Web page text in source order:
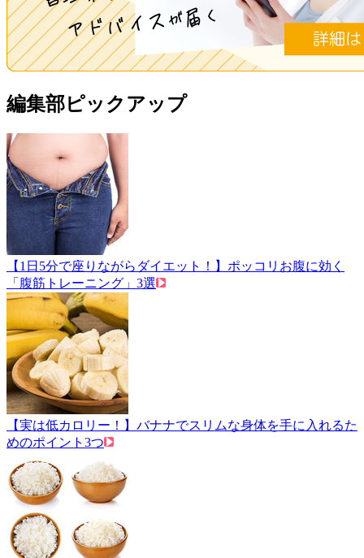
編集部ピックアップ
【1日5分で座りながらダイエット！】ポッコリお腹に効く
「腹筋トレーニング」3選
【実は低カロリー！】バナナでスリムな身体を手に入れるた
めのポイント3つ